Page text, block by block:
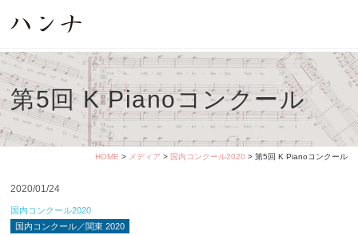
第5回 K Pianoコンクール
HOME > メディア > 国内コンクール2020 > 第5回 K Pianoコンクール
2020/01/24
国内コンクール2020
国内コンクール／関東 2020